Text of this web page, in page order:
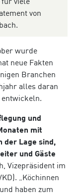
von
wurde
neue Fakten
Branchen
alles daran
entwickeln.
und
mit
der Lage sind,
und Gäste
Vizepräsident im
„Köchinnen
haben zum